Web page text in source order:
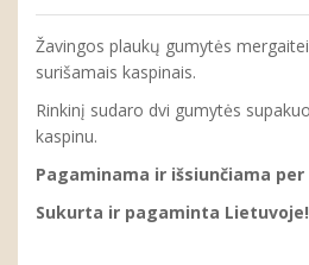
Žavingos plaukų gumytės
surišamais kaspinais.
Rinkinį sudaro dvi gumytės
kaspinu.
Pagaminama ir išsiunčiama per
Sukurta ir pagaminta Lietuvoje!